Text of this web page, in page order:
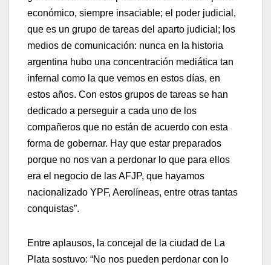
económico, siempre insaciable; el poder judicial,
que es un grupo de tareas del aparto judicial; los
medios de comunicación: nunca en la historia
argentina hubo una concentración mediática tan
infernal como la que vemos en estos días, en
estos años. Con estos grupos de tareas se han
dedicado a perseguir a cada uno de los
compañeros que no están de acuerdo con esta
forma de gobernar. Hay que estar preparados
porque no nos van a perdonar lo que para ellos
era el negocio de las AFJP, que hayamos
nacionalizado YPF, Aerolíneas, entre otras tantas
conquistas”.
Entre aplausos, la concejal de la ciudad de La
Plata sostuvo: “No nos pueden perdonar con lo